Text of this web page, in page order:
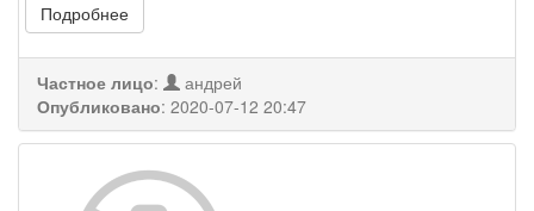
Подробнее
Частное лицо:
андрей
Опубликовано: 2020-07-12 20:47